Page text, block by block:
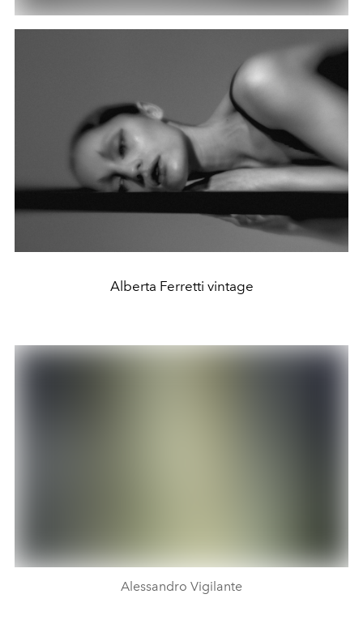
Alberta Ferretti vintage
Alessandro Vigilante